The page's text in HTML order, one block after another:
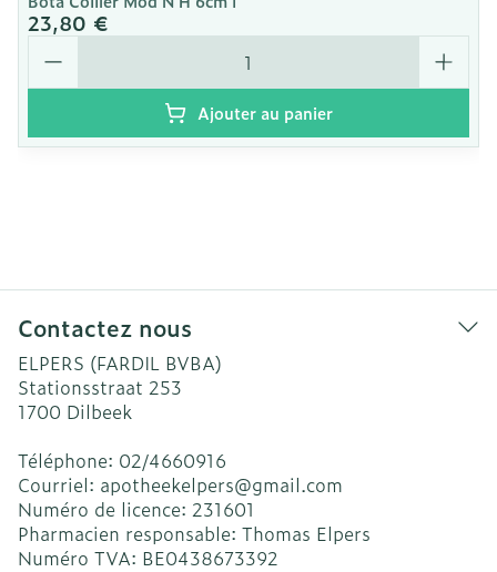
23,80 €
Quantité
Ajouter au panier
Contactez nous
ELPERS (FARDIL BVBA)
Stationsstraat 253
1700 Dilbeek
Téléphone: 02/4660916
Courriel: apotheekelpers@gmail.com
Numéro de licence: 231601
Pharmacien responsable: Thomas Elpers
Numéro TVA: BE0438673392